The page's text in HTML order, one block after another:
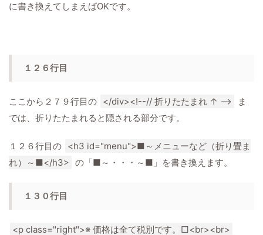
に書き換えてしまえばOKです。
１２６行目
ここから２７９行目の </div><!--// 折りたたまれ ↑ -->
ま
では、折りたたまれると隠される部分です。
１２６行目の <h3 id="menu">■～メニューなど（折り畳ま
れ）～■</h3> の「■～・・・～■」を書き換えます。
１３０行目
<p class="right">※ 価格は全て税別です。□<br><br>